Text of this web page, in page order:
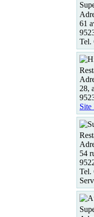
61
Tel.
28,
Site
54
Tel.